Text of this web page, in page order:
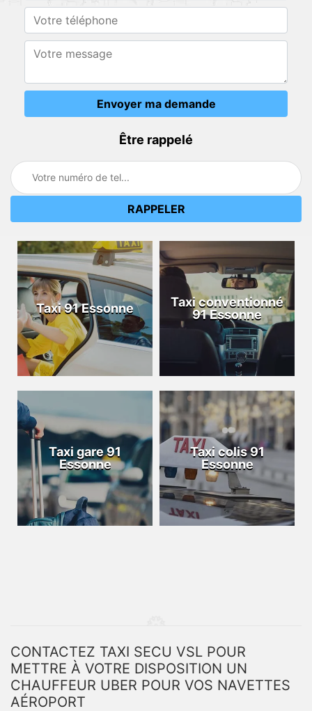
Être rappelé
Taxi 91 Essonne
Taxi conventionné
91 Essonne
Taxi gare 91
Essonne
Taxi colis 91
Essonne
CONTACTEZ TAXI SECU VSL POUR
METTRE À VOTRE DISPOSITION UN
CHAUFFEUR UBER POUR VOS NAVETTES
AÉROPORT